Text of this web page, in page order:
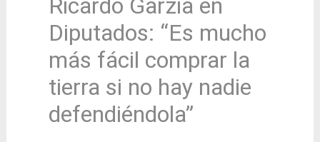
Ricardo Garzia en
Diputados: “Es mucho
más fácil comprar la
tierra si no hay nadie
defendiéndola”